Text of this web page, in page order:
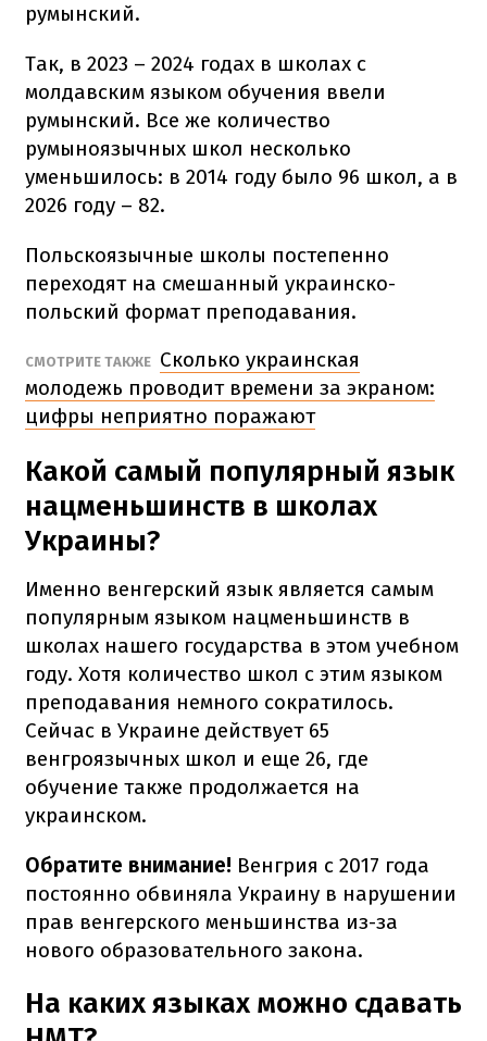
румынский.
Так, в 2023 – 2024 годах в школах с
молдавским языком обучения ввели
румынский. Все же количество
румыноязычных школ несколько
уменьшилось: в 2014 году было 96 школ, а в
2026 году – 82.
Польскоязычные школы постепенно
переходят на смешанный украинско-
польский формат преподавания.
СМОТРИТЕ ТАКЖЕ Сколько украинская
молодежь проводит времени за экраном:
цифры неприятно поражают
Какой самый популярный язык
нацменьшинств в школах
Украины?
Именно венгерский язык является самым
популярным языком нацменьшинств в
школах нашего государства в этом учебном
году. Хотя количество школ с этим языком
преподавания немного сократилось.
Сейчас в Украине действует 65
венгроязычных школ и еще 26, где
обучение также продолжается на
украинском.
Обратите внимание! Венгрия с 2017 года
постоянно обвиняла Украину в нарушении
прав венгерского меньшинства из-за
нового образовательного закона.
На каких языках можно сдавать